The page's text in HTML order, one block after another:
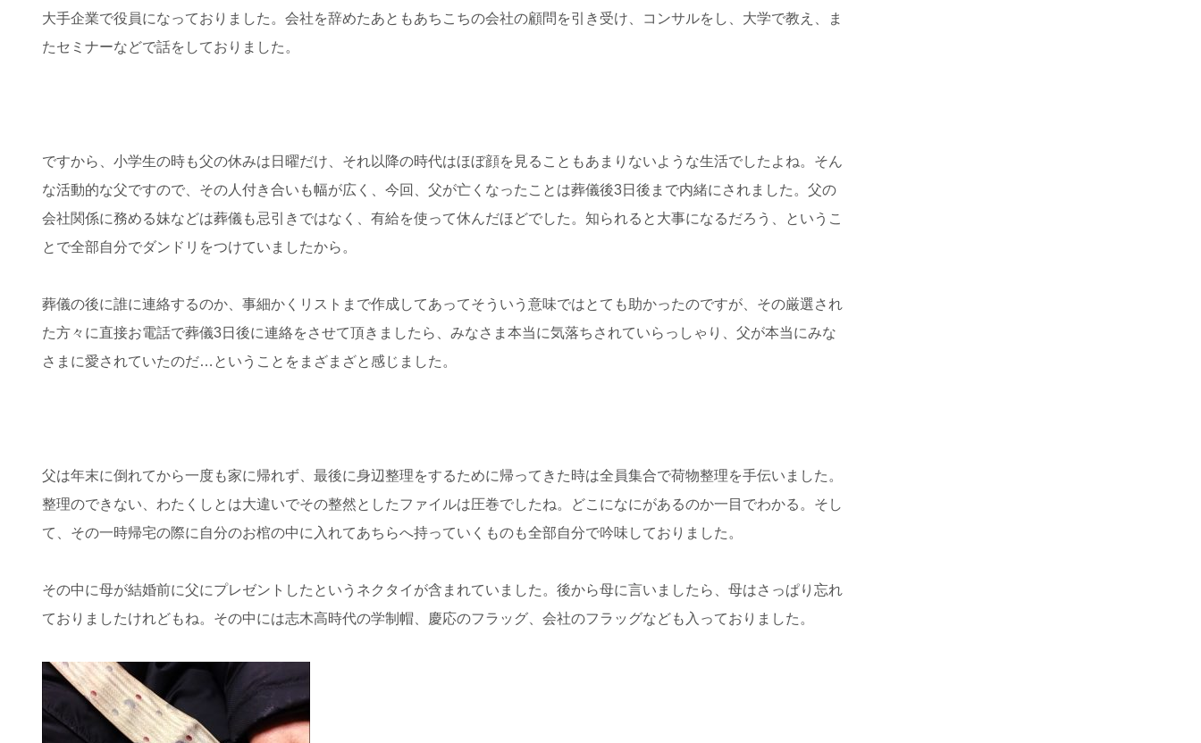
大手企業で役員になっておりました。会社を辞めたあともあちこちの会社の顧問を引き受け、コンサルをし、大学で教え、ま
たセミナーなどで話をしておりました。
ですから、小学生の時も父の休みは日曜だけ、それ以降の時代はほぼ顔を見ることもあまりないような生活でしたよね。そん
な活動的な父ですので、その人付き合いも幅が広く、今回、父が亡くなったことは葬儀後3日後まで内緒にされました。父の
会社関係に務める妹などは葬儀も忌引きではなく、有給を使って休んだほどでした。知られると大事になるだろう、というこ
とで全部自分でダンドリをつけていましたから。
葬儀の後に誰に連絡するのか、事細かくリストまで作成してあってそういう意味ではとても助かったのですが、その厳選され
た方々に直接お電話で葬儀3日後に連絡をさせて頂きましたら、みなさま本当に気落ちされていらっしゃり、父が本当にみな
さまに愛されていたのだ…ということをまざまざと感じました。
父は年末に倒れてから一度も家に帰れず、最後に身辺整理をするために帰ってきた時は全員集合で荷物整理を手伝いました。
整理のできない、わたくしとは大違いでその整然としたファイルは圧巻でしたね。どこになにがあるのか一目でわかる。そし
て、その一時帰宅の際に自分のお棺の中に入れてあちらへ持っていくものも全部自分で吟味しておりました。
その中に母が結婚前に父にプレゼントしたというネクタイが含まれていました。後から母に言いましたら、母はさっぱり忘れ
ておりましたけれどもね。その中には志木高時代の学制帽、慶応のフラッグ、会社のフラッグなども入っておりました。